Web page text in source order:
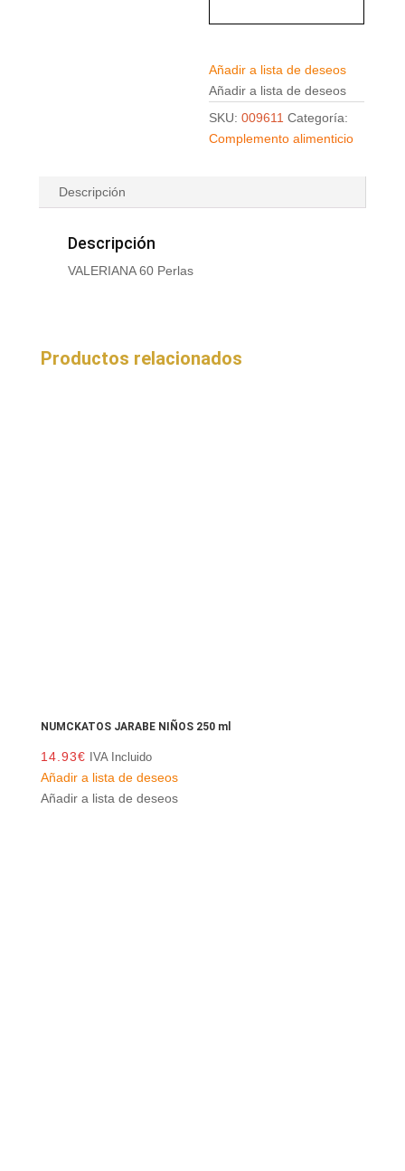
Añadir a lista de deseos
Añadir a lista de deseos
SKU:009611 Categoría:
Complemento alimenticio
Descripción
Descripción
VALERIANA 60 Perlas
Productos relacionados
NUMCKATOS JARABE NIÑOS 250 ml
14.93€ IVA Incluido
Añadir a lista de deseos
Añadir a lista de deseos